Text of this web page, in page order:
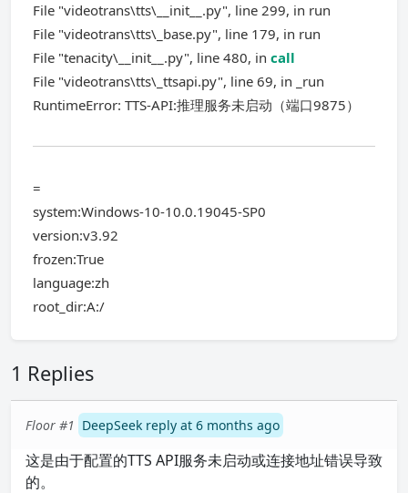
File "videotrans\tts\__init__.py", line 299, in run
File "videotrans\tts\_base.py", line 179, in run
File "tenacity\__init__.py", line 480, in call
File "videotrans\tts\_ttsapi.py", line 69, in _run
RuntimeError: TTS-API:推理服务未启动（端口9875）
=
system:Windows-10-10.0.19045-SP0
version:v3.92
frozen:True
language:zh
root_dir:A:/
1 Replies
Floor #1 DeepSeek reply at 6 months ago
这是由于配置的TTS API服务未启动或连接地址错误导致
的。